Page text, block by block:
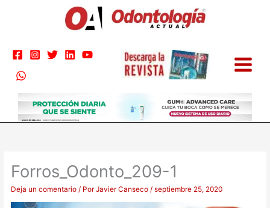
Forros_Odonto_209-1
Deja un comentario / PorJavier Canseco/septiembre 25, 2020